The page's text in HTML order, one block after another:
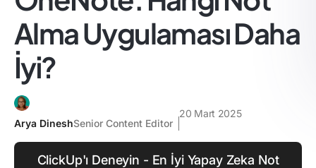
Alma Uygulaması Daha
İyi?
Arya DineshSenior Content Editor
20 Mart 2025
ClickUp'ı Deneyin - En İyi Yapay Zeka Not